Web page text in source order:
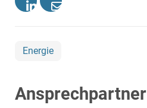
Energie
Ansprechpartner